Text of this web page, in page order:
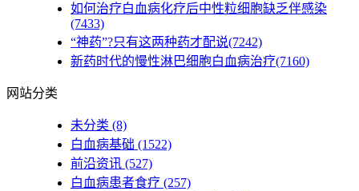
如何治疗白血病化疗后中性粒细胞缺乏伴感染
(7433)
“神药”?只有这两种药才配说(7242)
新药时代的慢性淋巴细胞白血病治疗(7160)
网站分类
未分类 (8)
白血病基础 (1522)
前沿资讯 (527)
白血病患者食疗 (257)